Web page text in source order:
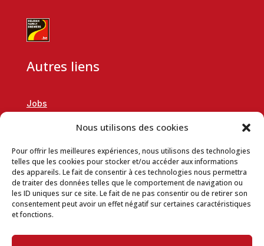
Nous utilisons des cookies
Pour offrir les meilleures expériences, nous utilisons des technologies
telles que les cookies pour stocker et/ou accéder aux informations
des appareils. Le fait de consentir à ces technologies nous permettra
de traiter des données telles que le comportement de navigation ou
les ID uniques sur ce site. Le fait de ne pas consentir ou de retirer son
consentement peut avoir un effet négatif sur certaines caractéristiques
et fonctions.
Autres liens
Jobs
Données de l’entreprise
Conditions générales de vente en ligne
Charte vie privée
Conditions d’utilisation du site
Politique d’utilisation des cookies